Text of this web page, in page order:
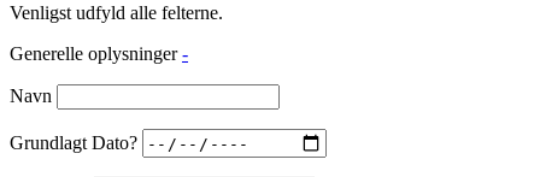
Venligst udfyld alle felterne.
Generelle oplysninger -
Navn
Grundlagt Dato?